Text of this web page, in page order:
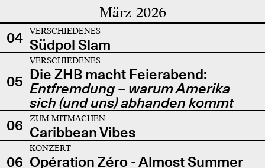
März 2026
04 VERSCHIEDENES
Südpol Slam
05
VERSCHIEDENES
Die ZHB macht Feierabend:
Entfremdung – warum Amerika
sich (und uns) abhanden kommt
06
ZUM MITMACHEN
Caribbean Vibes
06
KONZERT
Opération Zéro - Almost Summer